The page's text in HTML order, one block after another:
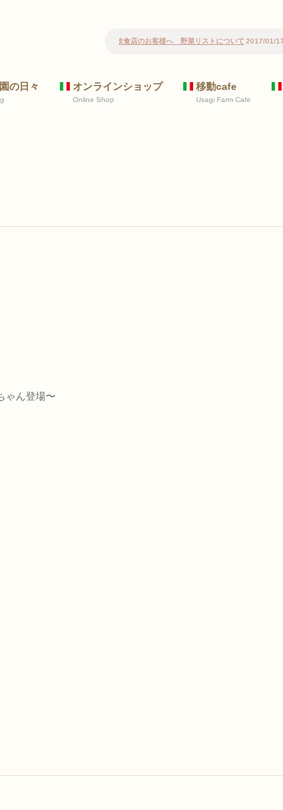
2017/01/17結婚式の引出物・内祝い等承ります
の日々 オンラインショップ
Online Shop
移動cafe
Usagi Farm Cafe
ゃん登場〜